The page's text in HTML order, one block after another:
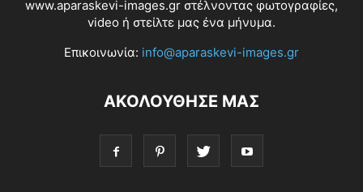
www.aparaskevi-images.gr στέλνοντας φωτογραφίες,
video ή στείλτε μας ένα μήνυμα.
Επικοινωνία: info@aparaskevi-images.gr
ΑΚΟΛΟΥΘΗΣΕ ΜΑΣ